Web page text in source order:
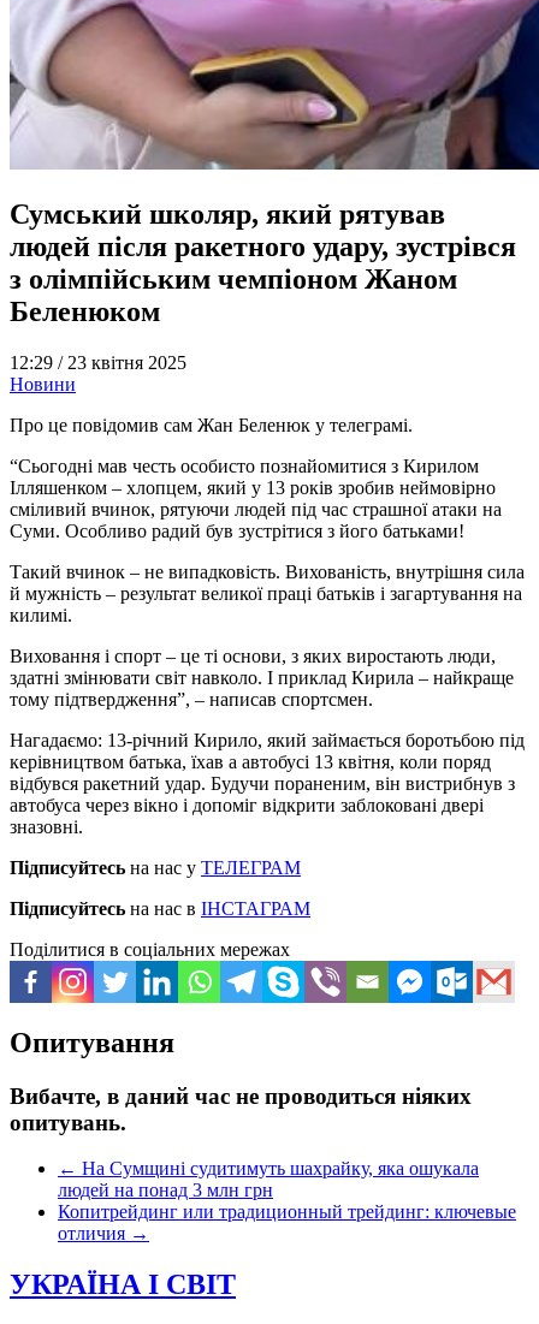
Сумський школяр, який рятував
людей після ракетного удару, зустрівся
з олімпійським чемпіоном Жаном
Беленюком
12:29 / 23 квітня 2025
Новини
Про це повідомив сам Жан Беленюк у телеграмі.
“Сьогодні мав честь особисто познайомитися з Кирилом
Ілляшенком – хлопцем, який у 13 років зробив неймовірно
сміливий вчинок, рятуючи людей під час страшної атаки на
Суми. Особливо радий був зустрітися з його батьками!
Такий вчинок – не випадковість. Вихованість, внутрішня сила
й мужність – результат великої праці батьків і загартування на
килимі.
Виховання і спорт – це ті основи, з яких виростають люди,
здатні змінювати світ навколо. І приклад Кирила – найкраще
тому підтвердження”, – написав спортсмен.
Нагадаємо: 13-річний Кирило, який займається боротьбою під
керівництвом батька, їхав а автобусі 13 квітня, коли поряд
відбувся ракетний удар. Будучи пораненим, він вистрибнув з
автобуса через вікно і допоміг відкрити заблоковані двері
зназовні.
Підписуйтесь на нас у ТЕЛЕГРАМ
Підписуйтесь на нас в ІНСТАГРАМ
Поділитися в соціальних мережах
Опитування
Вибачте, в даний час не проводиться ніяких
опитувань.
← На Сумщині судитимуть шахрайку, яка ошукала
людей на понад 3 млн грн
Копитрейдинг или традиционный трейдинг: ключевые
отличия →
УКРАЇНА І СВІТ